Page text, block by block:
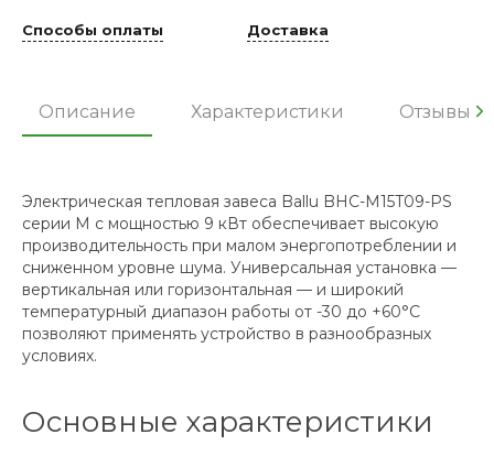
Способы оплаты Доставка
Описание Характеристики Отзывы
Электрическая тепловая завеса Ballu BHC-M15T09-PS
серии M с мощностью 9 кВт обеспечивает высокую
производительность при малом энергопотреблении и
сниженном уровне шума. Универсальная установка —
вертикальная или горизонтальная — и широкий
температурный диапазон работы от -30 до +60°С
позволяют применять устройство в разнообразных
условиях.
Основные характеристики